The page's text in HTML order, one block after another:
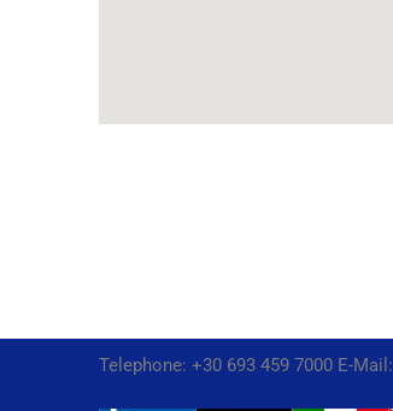
Telephone: +30 693 459 7000 E-Mail: